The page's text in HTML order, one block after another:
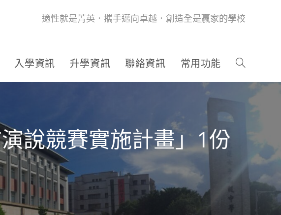
適性就是菁英．攜手邁向卓越．創造全是贏家的學校
入學資訊 升學資訊 聯絡資訊 常用功能
說競賽實施計畫」1份